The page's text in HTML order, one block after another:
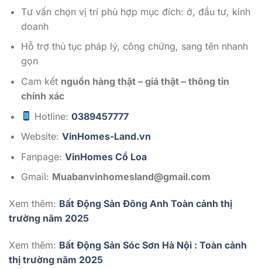
Tư vấn chọn vị trí phù hợp mục đích: ở, đầu tư, kinh
doanh
Hỗ trợ thủ tục pháp lý, công chứng, sang tên nhanh
gọn
Cam kết nguồn hàng thật – giá thật – thông tin
chính xác
Hotline:0389457777
Website: VinHomes-Land.vn
Fanpage: VinHomes Cổ Loa
Gmail: Muabanvinhomesland@gmail.com
Xem thêm: Bất Động Sản Đông Anh Toàn cảnh thị
trường năm 2025
Xem thêm: Bất Động Sản Sóc Sơn Hà Nội : Toàn cảnh
thị trường năm 2025